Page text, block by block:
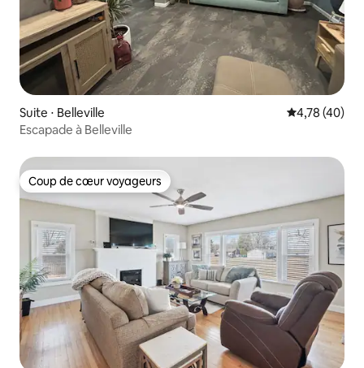
Suite ⋅ Belleville Évaluation
4,78 (40)
Escapade à Belleville
Coup de cœur voyageurs
Coup de cœur voyageurs